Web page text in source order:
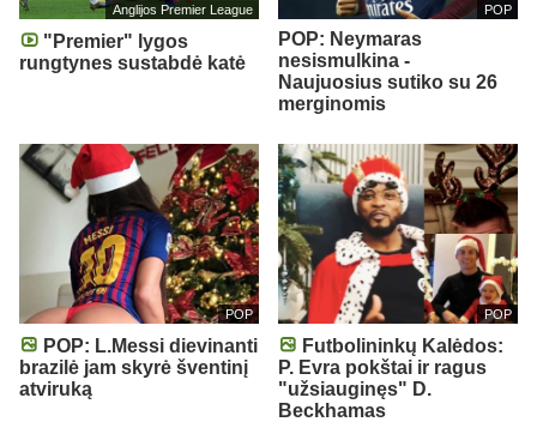
Anglijos Premier League
"Premier" lygos
rungtynes sustabdė katė
POP
POP: Neymaras
nesismulkina -
Naujuosius sutiko su 26
merginomis
POP
POP: L.Messi dievinanti
brazilė jam skyrė šventinį
atviruką
POP
Futbolininkų Kalėdos:
P. Evra pokštai ir ragus
"užsiauginęs" D.
Beckhamas